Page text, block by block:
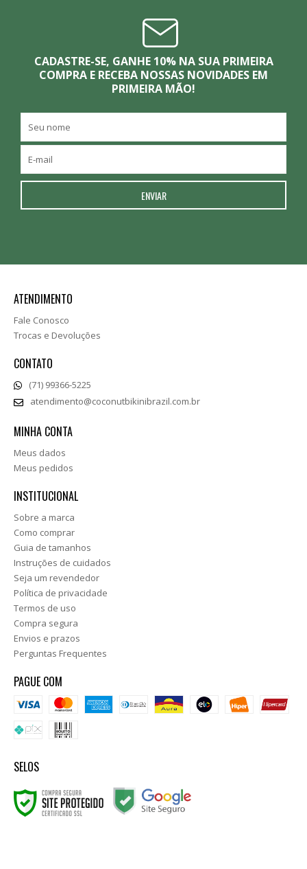
CADASTRE-SE, GANHE 10% NA SUA PRIMEIRA
COMPRA E RECEBA NOSSAS NOVIDADES EM
PRIMEIRA MÃO!
ATENDIMENTO
Fale Conosco
Trocas e Devoluções
CONTATO
(71) 99366-5225
atendimento@coconutbikinibrazil.com.br
MINHA CONTA
Meus dados
Meus pedidos
INSTITUCIONAL
Sobre a marca
Como comprar
Guia de tamanhos
Instruções de cuidados
Seja um revendedor
Política de privacidade
Termos de uso
Compra segura
Envios e prazos
Perguntas Frequentes
PAGUE COM
SELOS